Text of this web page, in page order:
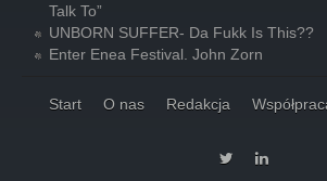
Talk To”
UNBORN SUFFER- Da Fukk Is This??
Enter Enea Festival. John Zorn
Start O nas Redakcja